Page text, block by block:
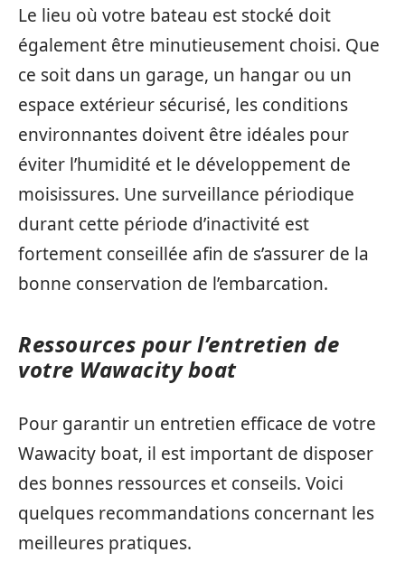
Le lieu où votre bateau est stocké doit
également être minutieusement choisi. Que
ce soit dans un garage, un hangar ou un
espace extérieur sécurisé, les conditions
environnantes doivent être idéales pour
éviter l’humidité et le développement de
moisissures. Une surveillance périodique
durant cette période d’inactivité est
fortement conseillée afin de s’assurer de la
bonne conservation de l’embarcation.
Ressources pour l’entretien de
votre Wawacity boat
Pour garantir un entretien efficace de votre
Wawacity boat, il est important de disposer
des bonnes ressources et conseils. Voici
quelques recommandations concernant les
meilleures pratiques.